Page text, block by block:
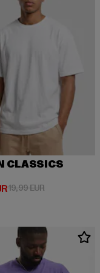
CLASSICS
Preis: 12,99 EUR
19,99 EURAktionspreis: